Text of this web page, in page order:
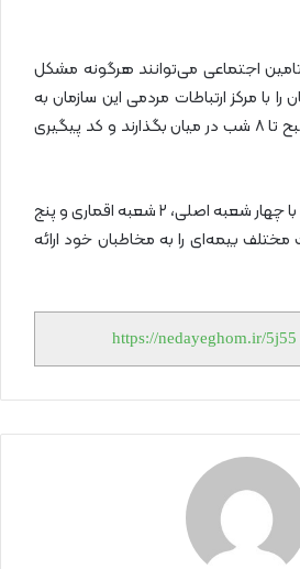
اجتماعی می‌توانند هرگونه مشکل
را با مرکز ارتباطات مردمی این سازمان به
شماره ۱۴۲۰ از ساعت ۸ صبح تا ۸ شب در میان بگذارند و کد پیگیری
به گفته وی، این اداره کل با چهار شعبه اصلی، ۲ شعبه اقماری و پنج
۱۸ خدمت مختلف بیمه‌ای را به مخاطبان خود ارائه
https://nedayeghom.ir/5j55